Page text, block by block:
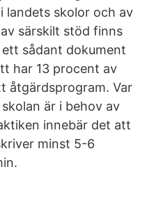
landets skolor och av
särskilt stöd finns
sådant dokument
har 13 procent av
åtgärdsprogram. Var
är i behov av
innebär det att
minst 5-6